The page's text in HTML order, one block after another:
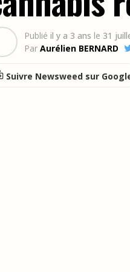
Publié il y a 3 ans le 31
Par Aurélien BERNARD
Suivre Newsweed sur